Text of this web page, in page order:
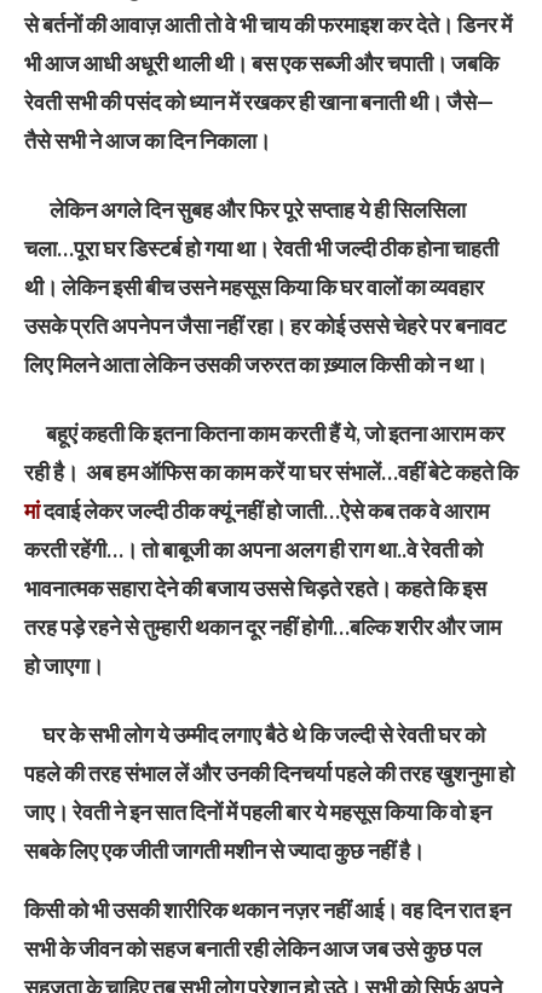
से बर्तनों की आवाज़ आती तो वे भी चाय की फरमाइश कर देते। डिनर में
भी आज आधी अधूरी थाली थी। बस एक सब्जी और चपाती। जबकि
रेवती सभी की पसंद को ध्यान में रखकर ही खाना बनाती थी। जैसे—
तैसे सभी ने आज का दिन निकाला।
लेकिन अगले दिन सुबह और फिर पूरे सप्ताह ये ही सिलसिला
चला…पूरा घर डिस्टर्ब हो गया था। रेवती भी जल्दी ठीक होना चाहती
थी। लेकिन इसी बीच उसने महसूस किया कि घर वालों का व्यवहार
उसके प्रति अपनेपन जैसा नहीं रहा। हर कोई उससे चेहरे पर बनावट
लिए मिलने आता लेकिन उसकी जरुरत का ख़्याल किसी को न था।
बहूएं कहती कि इतना कितना काम करती हैं ये, जो इतना आराम कर
रही है। अब हम ऑफिस का काम करें या घर संभालें…वहीं बेटे कहते कि
मांदवाई लेकर जल्दी ठीक क्यूं नहीं हो जाती…ऐसे कब तक वे आराम
करती रहेंगी…। तो बाबूजी का अपना अलग ही राग था..वे रेवती को
भावनात्मक सहारा देने की बजाय उससे चिड़ते रहते। कहते कि इस
तरह पड़े रहने से तुम्हारी थकान दूर नहीं होगी…बल्कि शरीर और जाम
हो जाएगा।
घर के सभी लोग ये उम्मीद लगाए बैठे थे कि जल्दी से रेवती घर को
पहले की तरह संभाल लें और उनकी दिनचर्या पहले की तरह खुशनुमा हो
जाए। रेवती ने इन सात दिनों में पहली बार ये महसूस किया कि वो इन
सबके लिए एक जीती जागती मशीन से ज्यादा कुछ नहीं है।
किसी को भी उसकी शारीरिक थकान नज़र नहीं आई। वह दिन रात इन
सभी के जीवन को सहज बनाती रही लेकिन आज जब उसे कुछ पल
सहजता के चाहिए तब सभी लोग परेशान हो उठे। सभी को सिर्फ अपने